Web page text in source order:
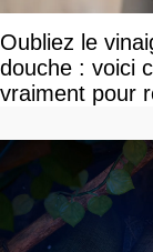
Oubliez le
douche : voici
vraiment pour